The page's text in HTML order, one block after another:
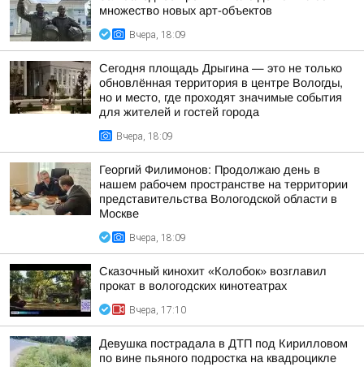
множество новых арт-объектов
Вчера, 18:09
Сегодня площадь Дрыгина — это не только
обновлённая территория в центре Вологды,
но и место, где проходят значимые события
для жителей и гостей города
Вчера, 18:09
Георгий Филимонов: Продолжаю день в
нашем рабочем пространстве на территории
представительства Вологодской области в
Москве
Вчера, 18:09
Сказочный кинохит «Колобок» возглавил
прокат в вологодских кинотеатрах
Вчера, 17:10
Девушка пострадала в ДТП под Кирилловом
по вине пьяного подростка на квадроцикле